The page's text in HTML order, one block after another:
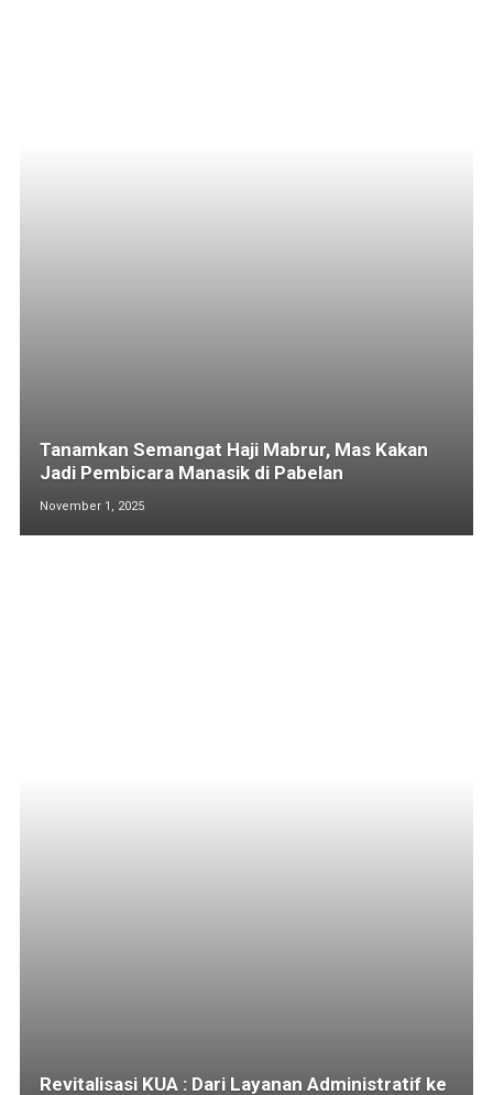
Tanamkan Semangat Haji Mabrur, Mas Kakan
Jadi Pembicara Manasik di Pabelan
November 1, 2025
Revitalisasi KUA : Dari Layanan Administratif ke